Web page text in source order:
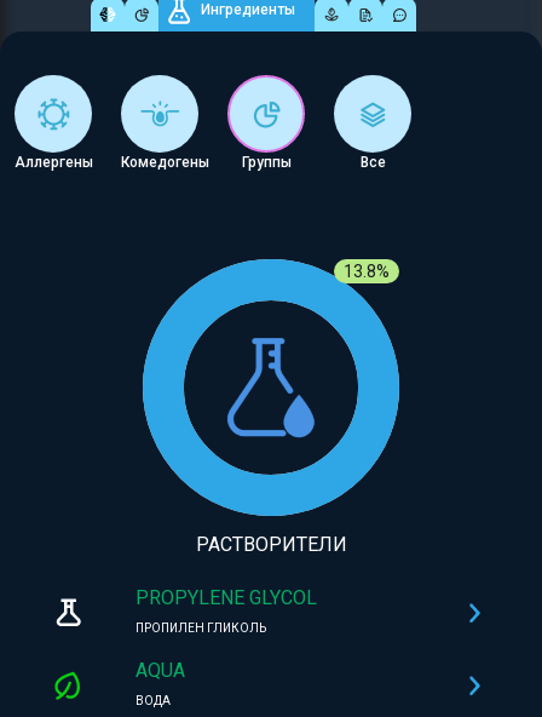
Ингредиенты
Аллергены Комедогены Группы Все
13.8%
РАСТВОРИТЕЛИ
PROPYLENE GLYCOL
ПРОПИЛЕН ГЛИКОЛЬ
AQUA
ВОДА